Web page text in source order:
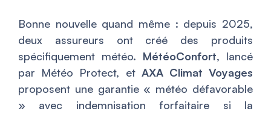
Bonne nouvelle quand même : depuis 2025,
deux assureurs ont créé des produits
spécifiquement météo. MétéoConfort, lancé
par Météo Protect, et AXA Climat Voyages
proposent une garantie « météo défavorable
» avec indemnisation forfaitaire si la